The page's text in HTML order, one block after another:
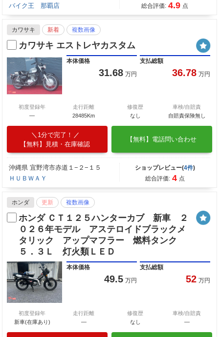
バイク王 那覇店
総合評価: 4.9 点
カワサキ 新着 複数画像
カワサキ エストレヤカスタム
本体価格
31.68 万円
支払総額
36.78 万円
初度登録年
―
走行距離
28485Km
修復歴
なし
車検/自賠責
自賠責保険無し
1分で完了！
【無料】見積・在庫確認
【無料】電話問い合わせ
沖縄県 宜野湾市赤道１−２−１５
ＨＵＢＷＡＹ
ショップレビュー(4件)
総合評価: 4 点
ホンダ 更新 複数画像
ホンダ ＣＴ１２５ハンターカブ 新車 ２
０２６年モデル アステロイドブラックメ
タリック アップマフラー 燃料タンク
５．３Ｌ 灯火類ＬＥＤ
本体価格
49.5 万円
支払総額
52 万円
初度登録年
新車(在庫あり)
走行距離
―
修復歴
なし
車検/自賠責
―